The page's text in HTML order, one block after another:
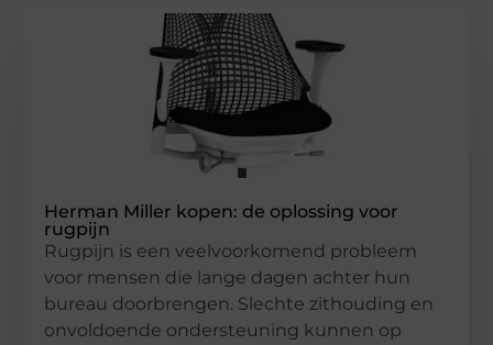
Herman Miller kopen: de oplossing voor
rugpijn
Rugpijn is een veelvoorkomend probleem
voor mensen die lange dagen achter hun
bureau doorbrengen. Slechte zithouding en
onvoldoende ondersteuning kunnen op